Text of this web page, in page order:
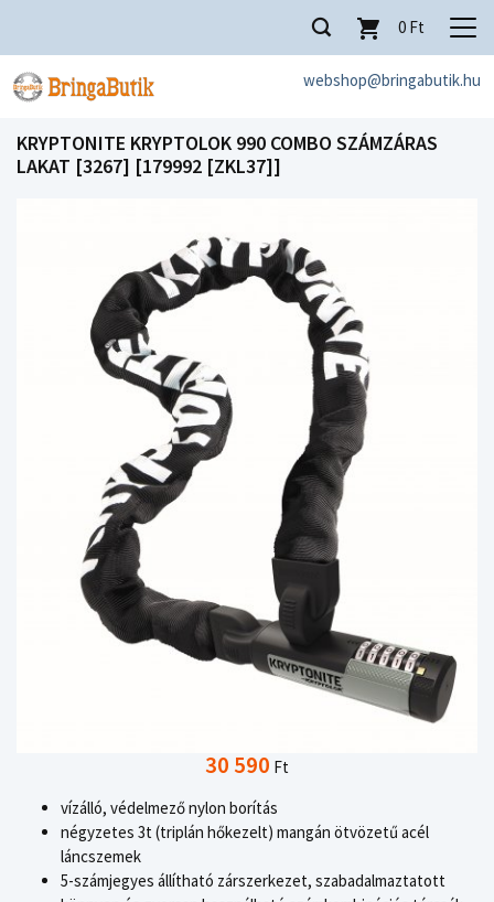
webshop@bringabutik.hu
0 Ft
KRYPTONITE KRYPTOLOK 990 COMBO SZÁMZÁRAS
LAKAT [3267] [179992 [ZKL37]]
30 590 Ft
vízálló, védelmező nylon borítás
négyzetes 3t (triplán hőkezelt) mangán ötvözetű acél
láncszemek
5-számjegyes állítható zárszerkezet, szabadalmaztatott